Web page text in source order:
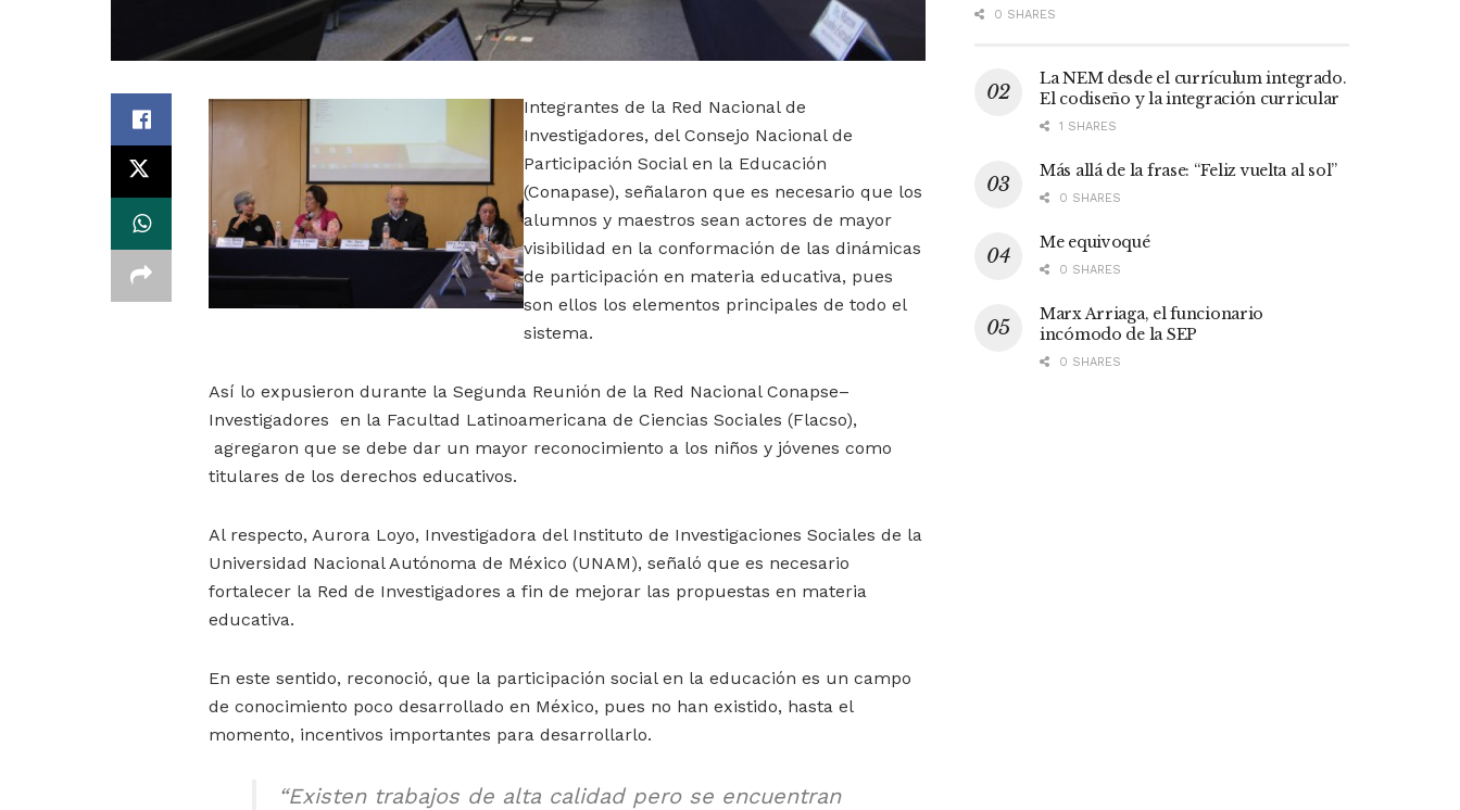
Integrantes de la Red Nacional de
Investigadores, del Consejo Nacional de
Participación Social en la Educación
(Conapase), señalaron que es necesario que los
alumnos y maestros sean actores de mayor
visibilidad en la conformación de las dinámicas
de participación en materia educativa, pues
son ellos los elementos principales de todo el
sistema.
Así lo expusieron durante la Segunda Reunión de la Red Nacional Conapse–
Investigadores en la Facultad Latinoamericana de Ciencias Sociales (Flacso),
agregaron que se debe dar un mayor reconocimiento a los niños y jóvenes como
titulares de los derechos educativos.
Al respecto, Aurora Loyo, Investigadora del Instituto de Investigaciones Sociales de la
Universidad Nacional Autónoma de México (UNAM), señaló que es necesario
fortalecer la Red de Investigadores a fin de mejorar las propuestas en materia
educativa.
En este sentido, reconoció, que la participación social en la educación es un campo
de conocimiento poco desarrollado en México, pues no han existido, hasta el
momento, incentivos importantes para desarrollarlo.
“Existen trabajos de alta calidad pero se encuentran
0 SHARES
La NEM desde el currículum integrado.
El codiseño y la integración curricular
1 SHARES
Más allá de la frase: “Feliz vuelta al sol”
0 SHARES
Me equivoqué
0 SHARES
Marx Arriaga, el funcionario
incómodo de la SEP
0 SHARES